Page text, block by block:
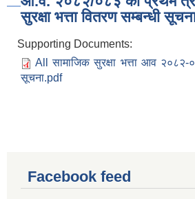
सुरक्षा भत्ता वितरण सम्बन्धी
Supporting Documents:
All सामाजिक सुरक्षा भत्ता आव २०८२-
सूचना.pdf
Facebook feed